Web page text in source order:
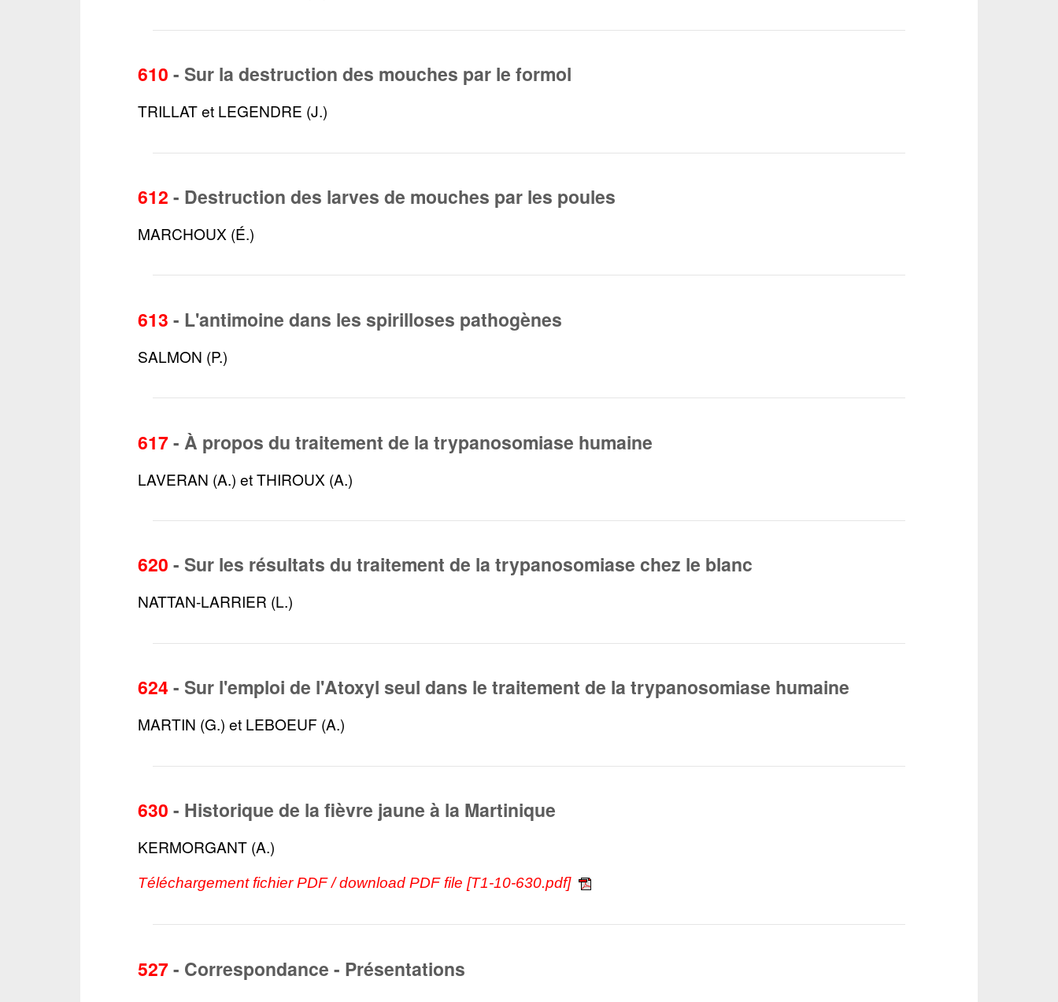
610 - Sur la destruction des mouches par le formol
TRILLAT et LEGENDRE (J.)
612 - Destruction des larves de mouches par les poules
MARCHOUX (É.)
613 - L'antimoine dans les spirilloses pathogènes
SALMON (P.)
617-À propos du traitement de la trypanosomiase humaine
LAVERAN (A.) et THIROUX (A.)
620 - Sur les résultats du traitement de la trypanosomiase chez le blanc
NATTAN-LARRIER (L.)
624 - Sur l'emploi de l'Atoxyl seul dans le traitement de la trypanosomiase humaine
MARTIN (G.) et LEBOEUF (A.)
630 - Historique de la fièvre jaune à la Martinique
KERMORGANT (A.)
Téléchargement fichier PDF / download PDF file [T1-10-630.pdf]
527- Correspondance - Présentations